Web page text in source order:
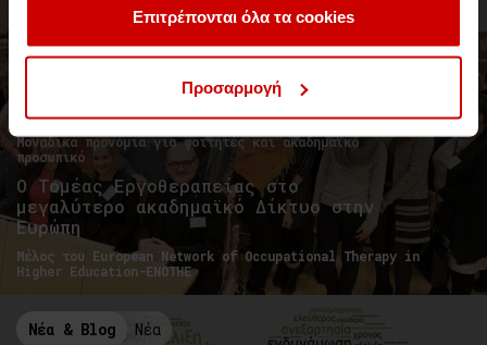
των υπηρεσιών τους.Επιτρέπονται όλα τα cookies
Προσαρμογή
Μοναδικά προνόμια για φοιτητές και ακαδημαϊκό
προσωπικό
Ο Τομέας Εργοθεραπείας στο
μεγαλύτερο ακαδημαϊκό Δίκτυο στην
Ευρώπη
Μέλος του European Network of Occupational Therapy in
Higher Education-ENOTHE
Νέα & Blog Νέα